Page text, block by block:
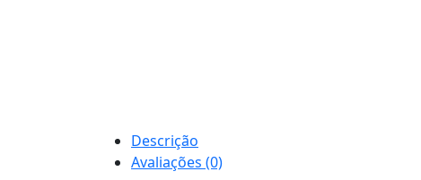
Descrição
Avaliações (0)